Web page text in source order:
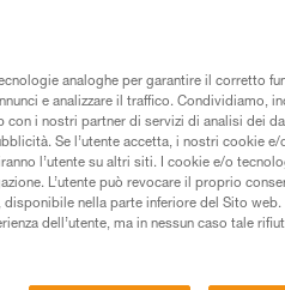
qui.
analoghe per garantire il corretto
e analizzare il traffico. Condividiamo,
con i nostri partner di servizi di analisi dei
Se l’utente accetta, i nostri cookie
l’utente su altri siti. I cookie e/o
L’utente può revocare il proprio
nella parte inferiore del Sito
dell’utente, ma in nessun caso tale